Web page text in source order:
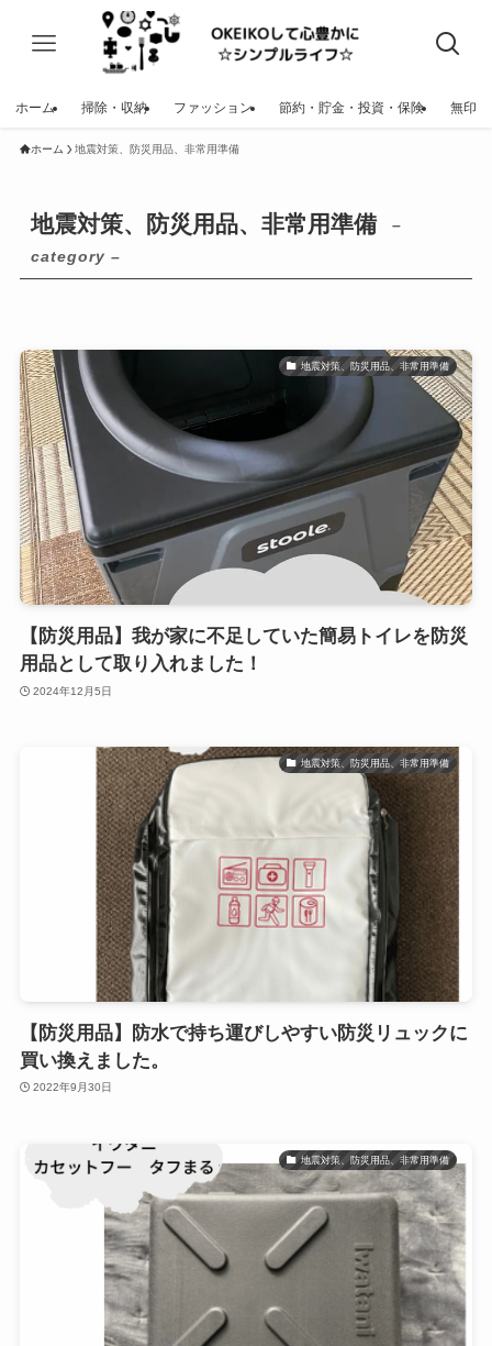
ホーム 掃除・収納 ファッション 節約・貯金・投資・保険 無印
ホーム 地震対策、防災用品、非常用準備
地震対策、防災用品、非常用準備
–
category –
地震対策、防災用品、非常用準備
【防災用品】我が家に不足していた簡易トイレを防災
用品として取り入れました！
2024年12月5日
地震対策、防災用品、非常用準備
【防災用品】防水で持ち運びしやすい防災リュックに
買い換えました。
2022年9月30日
地震対策、防災用品、非常用準備